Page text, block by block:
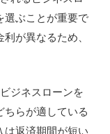
選ぶことが重要で
が異なるため、
ジネスローンを
らが適している
は返済期間が短い